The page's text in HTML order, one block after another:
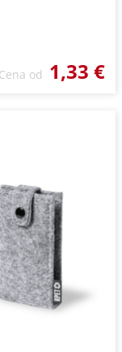
Cena od 1,33 €